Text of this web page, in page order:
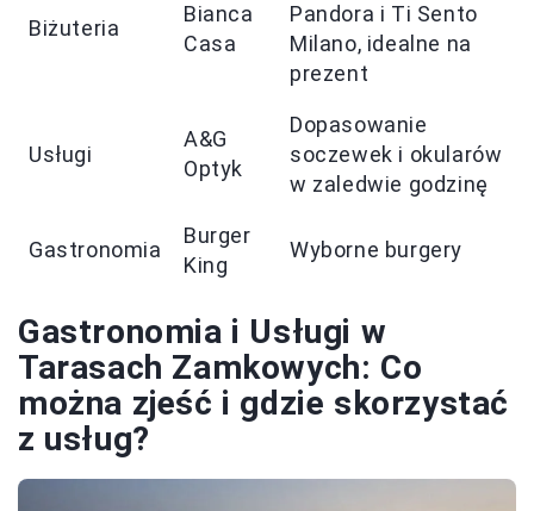
Biżuteria
Bianca
Casa
Pandora i Ti Sento
Milano, idealne na
prezent
Usługi
A&G
Optyk
Dopasowanie
soczewek i okularów
w zaledwie godzinę
Gastronomia
Burger
King
Wyborne burgery
Gastronomia i Usługi w
Tarasach Zamkowych: Co
można zjeść i gdzie skorzystać
z usług?